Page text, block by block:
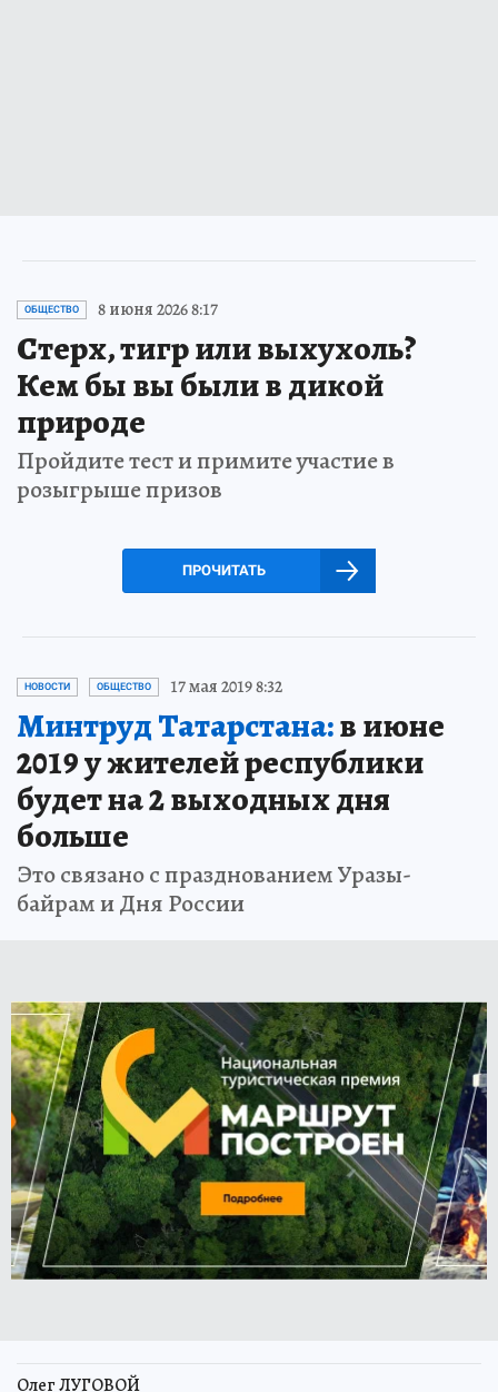
ОБЩЕСТВО 8 июня 2026 8:17
Стерх, тигр или выхухоль?
Кем бы вы были в дикой
природе
Пройдите тест и примите участие в
розыгрыше призов
ПРОЧИТАТЬ
НОВОСТИ ОБЩЕСТВО 17 мая 2019 8:32
Минтруд Татарстана:в июне
2019 у жителей республики
будет на 2 выходных дня
больше
Это связано с празднованием Уразы-
байрам и Дня России
Олег ЛУГОВОЙ